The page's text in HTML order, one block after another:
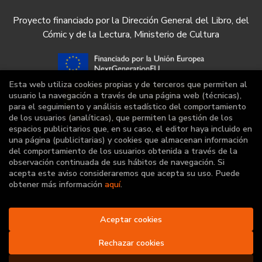
Proyecto financiado por la Dirección General del Libro, del
Cómic y de la Lectura, Ministerio de Cultura
Librería Deportiva. Todos los Derechos
Esta web utiliza cookies propias y de terceros que permiten al
usuario la navegación a través de una página web (técnicas),
para el seguimiento y análisis estadístico del comportamiento
de los usuarios (analíticas), que permiten la gestión de los
espacios publicitarios que, en su caso, el editor haya incluido en
una página (publicitarias) y cookies que almacenan información
del comportamiento de los usuarios obtenida a través de la
observación continuada de sus hábitos de navegación. Si
acepta este aviso consideraremos que acepta su uso. Puede
obtener más información aquí.
Rechazar cookies
Aceptar cookies